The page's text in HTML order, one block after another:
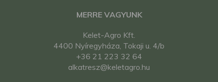
MERRE VAGYUNK
Kelet-Agro Kft.
4400 Nyíregyháza, Tokaji u. 4/b
+36 21 223 32 64
alkatresz@keletagro.hu